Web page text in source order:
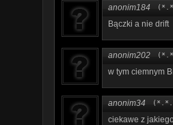
anonim184
Bączki a nie drift
anonim202
w tym ciemnym
anonim34
ciekawe z